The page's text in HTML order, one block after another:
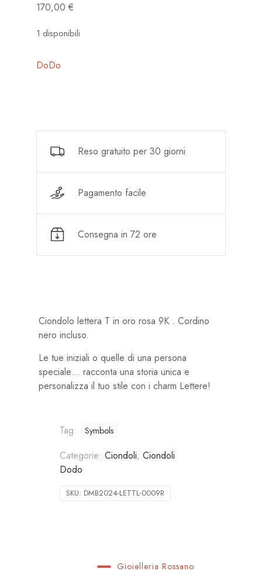
170,00€
1 disponibili
DoDo
Reso gratuito per 30 giorni
Pagamento facile
Consegna in 72 ore
Ciondolo lettera T in oro rosa 9K . Cordino
nero incluso.
Le tue iniziali o quelle di una persona
speciale… racconta una storia unica e
personalizza il tuo stile con i charm Lettere!
Tag: Symbols
Categorie:Ciondoli,Ciondoli
Dodo
SKU: DMB2024-LETTL-0009R
Gioielleria Rossano